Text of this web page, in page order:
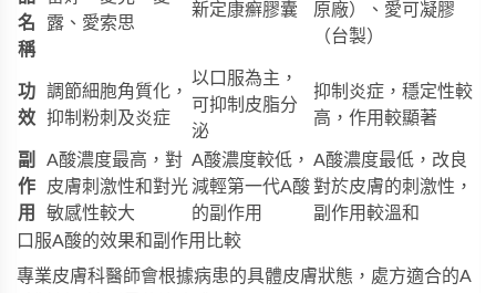
名
稱
露、愛索思
新定康癬膠囊
原廠）、愛可凝膠
（台製）
功
效
調節細胞角質化，
抑制粉刺及炎症
以口服為主，
可抑制皮脂分
泌
抑制炎症，穩定性較
高，作用較顯著
副
作
用
A酸濃度最高，對
皮膚刺激性和對光
敏感性較大
A酸濃度較低，
減輕第一代A酸
的副作用
A酸濃度最低，改良
對於皮膚的刺激性，
副作用較溫和
口服A酸的效果和副作用比較
專業皮膚科醫師會根據病患的具體皮膚狀態，處方適合的A